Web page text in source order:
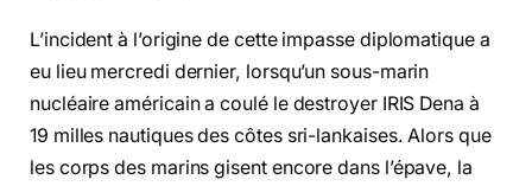
L’incident à l’origine de cette impasse diplomatique a
eu lieu mercredi dernier, lorsqu’un sous-marin
nucléaire américain a coulé le destroyer IRIS Dena à
19 milles nautiques des côtes sri-lankaises. Alors que
les corps des marins gisent encore dans l’épave, la